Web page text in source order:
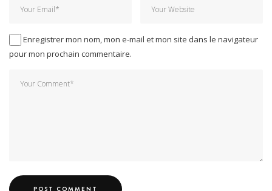
Enregistrer mon nom, mon e-mail et mon site dans le navigateur
pour mon prochain commentaire.